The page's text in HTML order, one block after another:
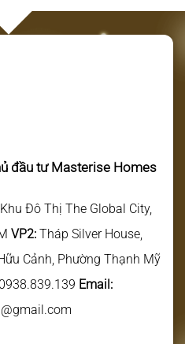
đầu tư Masterise Homes
Đô Thị The Global City,
VP2: Tháp Silver House,
Cảnh, Phường Thạnh Mỹ
0938.839.139 Email: